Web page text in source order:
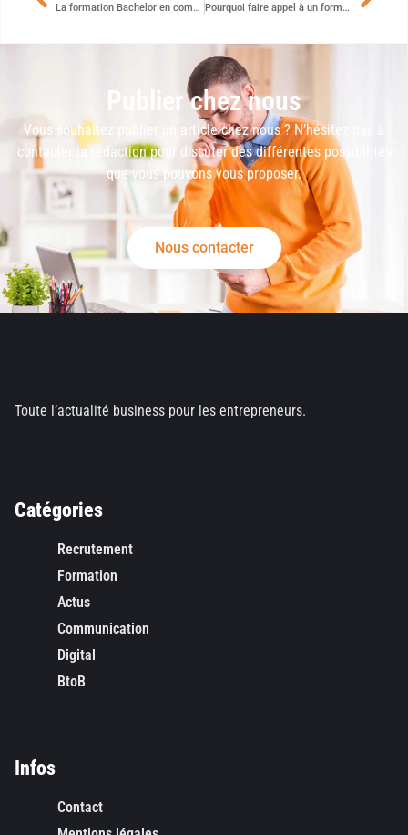
La formation Bachelor en communication digitale plurimédia : un tremplin vers une carrière prometteuse Pourquoi faire appel à un formateur est bénéfique pour débuter en entrepreneuriat
Publier chez nous
Vous souhaitez publier un article chez nous ? N’hésitez pas à
contacter la rédaction pour discuter des différentes possibilités
que vous pouvons vous proposer.
Nous contacter
Toute l’actualité business pour les entrepreneurs.
Catégories
Recrutement
Formation
Actus
Communication
Digital
BtoB
Infos
Contact